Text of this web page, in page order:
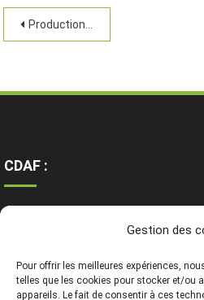
Gestion des
Pour offrir les meilleures expériences,
telles que les cookies pour stocker et/ou
appareils. Le fait de consentir à ces
Production agroforestières
CDAF :
Mentions légales